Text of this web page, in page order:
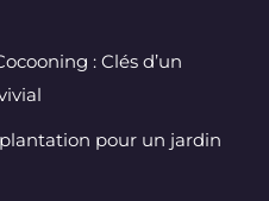
: Clés d’un
plantation pour un jardin